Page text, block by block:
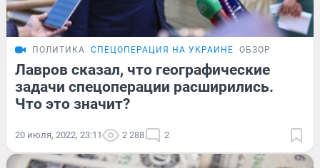
ПОЛИТИКА СПЕЦОПЕРАЦИЯ НА УКРАИНЕ ОБЗОР
Лавров сказал, что географические
задачи спецоперации расширились.
Что это значит?
20 июля, 2022, 23:11 2 288 2